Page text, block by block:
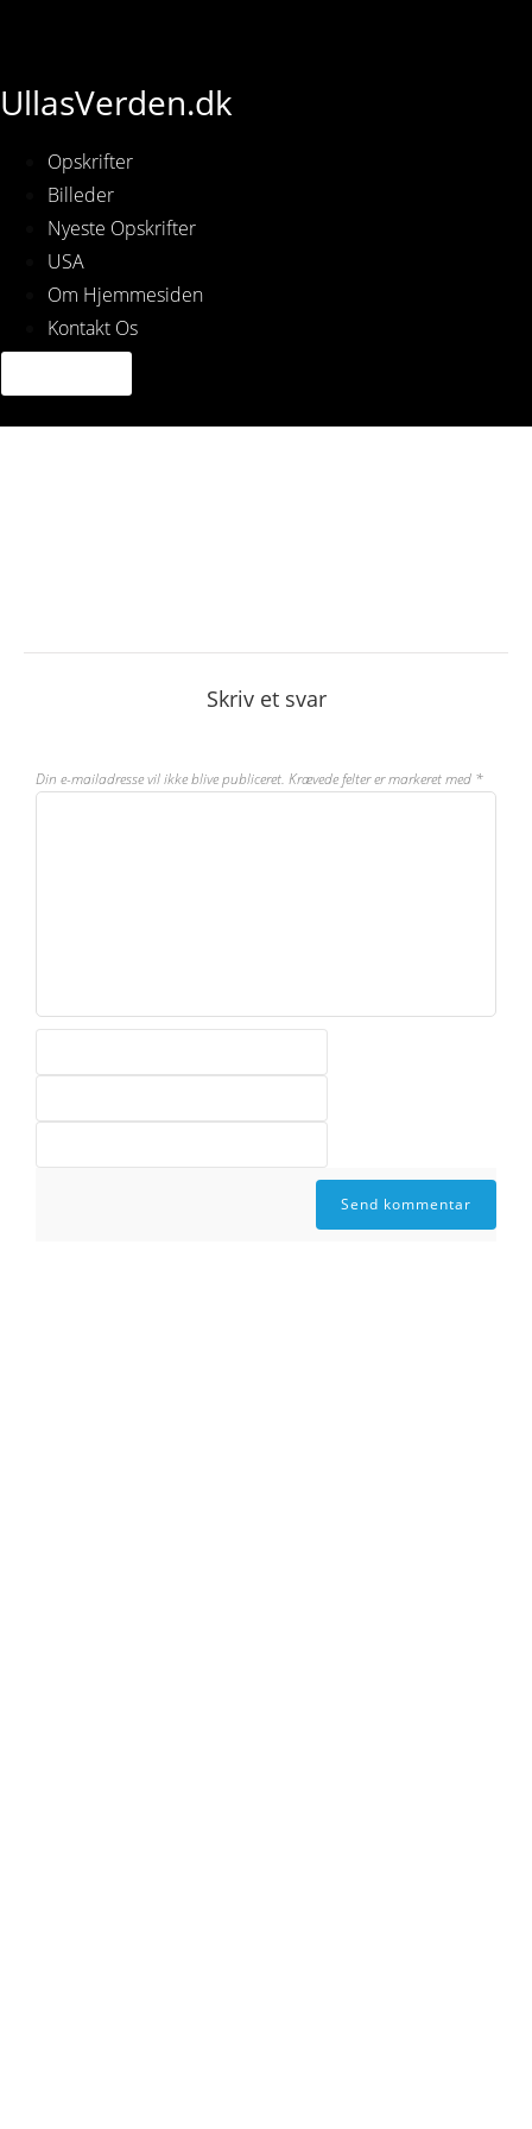
UllasVerden.dk
Opskrifter
Billeder
Nyeste Opskrifter
USA
Om Hjemmesiden
Kontakt Os
Skriv et svar
Din e-mailadresse vil ikke blive publiceret. Krævede felter er markeret med *